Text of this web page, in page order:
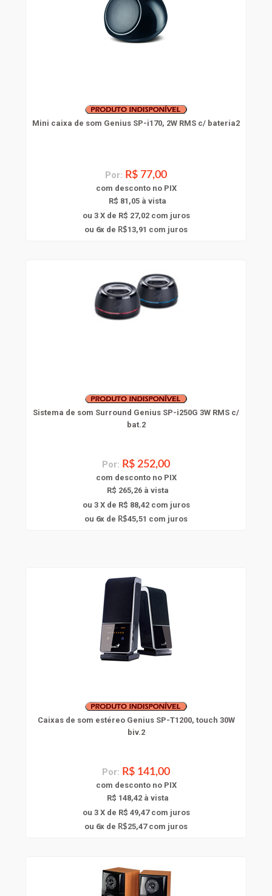
Mini caixa de som Genius SP-i170, 2W RMS c/ bateria2
Por: R$ 77,00
com desconto no PIX
R$ 81,05 à vista
ou 3 X de R$ 27,02com juros
ou 6x de R$13,91 com juros
Sistema de som Surround Genius SP-i250G 3W RMS c/
bat.2
Por: R$ 252,00
com desconto no PIX
R$ 265,26 à vista
ou 3 X de R$ 88,42com juros
ou 6x de R$45,51 com juros
Caixas de som estéreo Genius SP-T1200, touch 30W
biv.2
Por: R$ 141,00
com desconto no PIX
R$ 148,42 à vista
ou 3 X de R$ 49,47com juros
ou 6x de R$25,47com juros